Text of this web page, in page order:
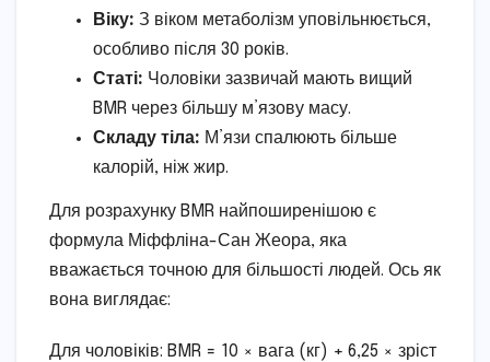
Віку: З віком метаболізм уповільнюється,
особливо після 30 років.
Статі: Чоловіки зазвичай мають вищий
BMR через більшу м’язову масу.
Складу тіла: М’язи спалюють більше
калорій, ніж жир.
Для розрахунку BMR найпоширенішою є
формула Міффліна-Сан Жеора, яка
вважається точною для більшості людей. Ось як
вона виглядає:
Для чоловіків: BMR = 10 × вага (кг) + 6,25 × зріст